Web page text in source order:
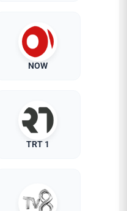
NOW
TRT 1